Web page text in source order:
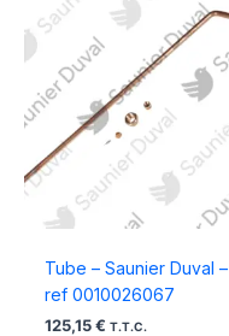
Tube – Saunier Duval –
ref 0010026067
125,15 € T.T.C.